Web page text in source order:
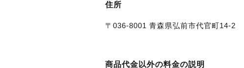
住所
〒036-8001 青森県弘前市代官町14-2
商品代金以外の料金の説明